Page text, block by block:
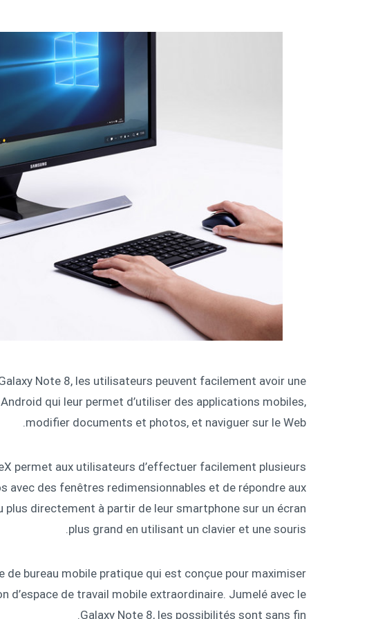
Note 8, les utilisateurs peuvent facilement avoir une
qui leur permet d’utiliser des applications mobiles,
modifier documents et photos, et naviguer sur le Web.
permet aux utilisateurs d’effectuer facilement plusieurs
avec des fenêtres redimensionnables et de répondre aux
plus directement à partir de leur smartphone sur un écran
plus grand en utilisant un clavier et une souris.
de bureau mobile pratique qui est conçue pour maximiser
d’espace de travail mobile extraordinaire. Jumelé avec le
Galaxy Note 8, les possibilités sont sans fin.